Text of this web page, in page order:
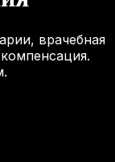
врачебная